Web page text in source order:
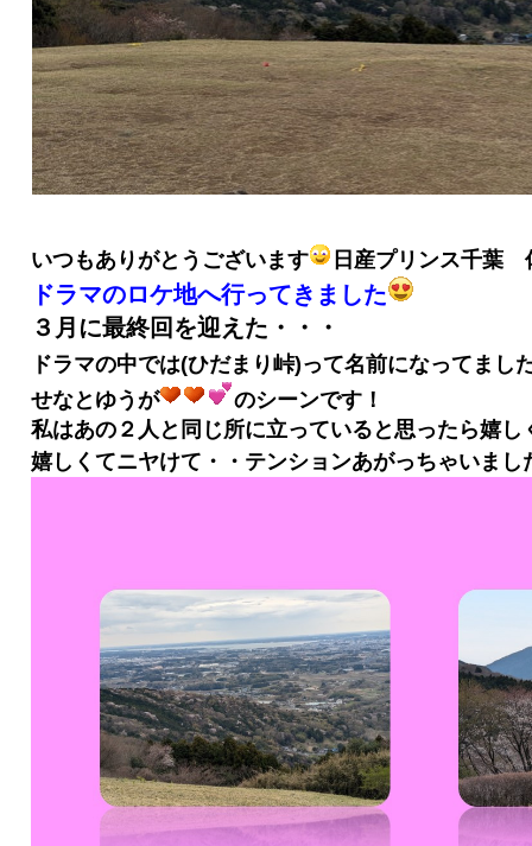
いつもありがとうございます 日産プリンス千葉
ドラマのロケ地へ行ってきました
３月に最終回を迎えた・・・
ドラマの中では(ひだまり峠)って名前になってまし
せなとゆうが
のシーンです！
私はあの２人と同じ所に立っていると思ったら嬉し
嬉しくてニヤけて・・テンションあがっちゃいまし